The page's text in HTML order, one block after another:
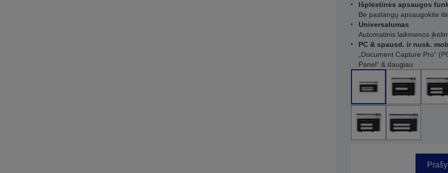
Išplėstinės apsaugos
Be pastangų apsaugokite
Universalumas
Automatinis laikmenos
PC & spausd. ir nusk.
„Document Capture Pro“
Panel“ & daugiau